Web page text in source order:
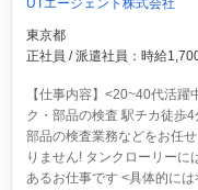
UTエージェント株式会社
東京都
正社員 / 派遣社員：時給
【仕事内容】<20~40代活
ク・部品の検査 駅チカ徒歩
部品の検査業務などをお任
りません! タンクローリーに
あるお仕事です <具体的に